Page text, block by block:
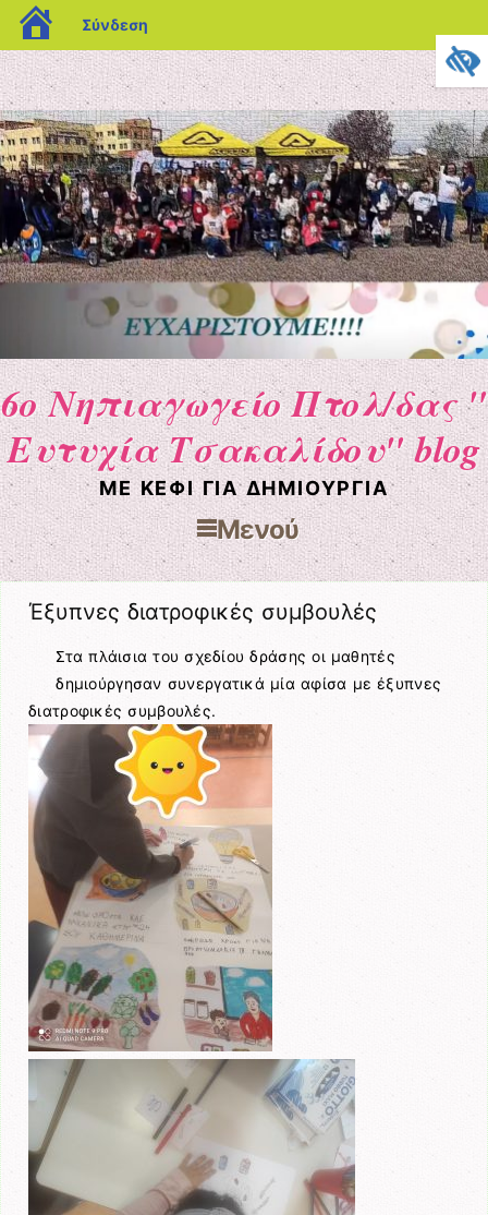
blogs.sch.gr
Σύνδεση
6ο Νηπιαγωγείο Πτολ/δας "
Ευτυχία Τσακαλίδου" blog
ΜΕ ΚΈΦΙ ΓΙΑ ΔΗΜΙΟΥΡΓΊΑ
Μενού
Μετάβαση στο περιεχόμενο
Έξυπνες διατροφικές συμβουλές
Στα πλάισια του σχεδίου δράσης οι μαθητές
δημιούργησαν συνεργατικά μία αφίσα με έξυπνες
διατροφικές συμβουλές.